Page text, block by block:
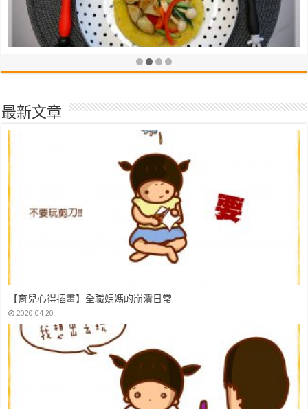
【育兒心得】每個媽媽都需要巧虎寶寶版，和寶寶一起閱讀、打發時
間、遊戲全靠它
NUK媽媽教室錯過會心痛!課程禮包都超豐富(2019付費文華東方酒店
Arnest創意料理小物，甜食鹹食都通用的可食杯模(好吃小杯)
Arnest模具創意料理小物，不須捏飯糰模做出好吃好看的飯糰
最新文章
【育兒心得插畫】全職媽媽的崩潰日常
2020-04-20